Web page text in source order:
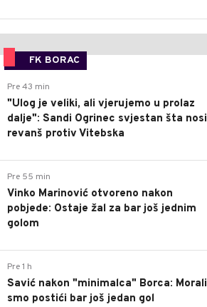
FK BORAC
Pre 43 min
"Ulog je veliki, ali vjerujemo u prolaz
dalje": Sandi Ogrinec svjestan šta nosi
revanš protiv Vitebska
Pre 55 min
Vinko Marinović otvoreno nakon
pobjede: Ostaje žal za bar još jednim
golom
Pre 1 h
Savić nakon "minimalca" Borca: Morali
smo postići bar još jedan gol